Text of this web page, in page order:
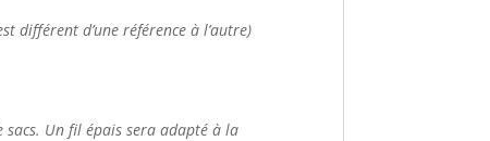
d’une référence à l’autre)
Un fil épais sera adapté à la